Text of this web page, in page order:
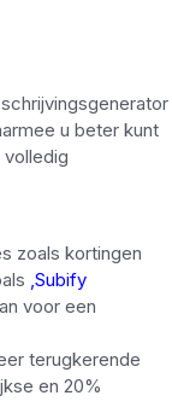
u beter kunt
zoals kortingen
,Subify
voor een
terugkerende
en 20%